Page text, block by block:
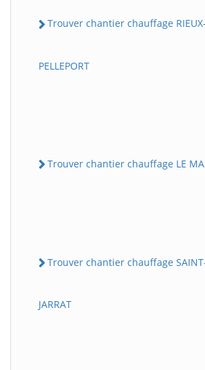
Trouver chantier chauffage
PELLEPORT
Trouver chantier chauffage LE
Trouver chantier chauffage
JARRAT